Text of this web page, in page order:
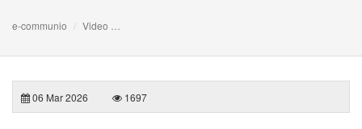
e-communio Video
06 Mar 2026 1697